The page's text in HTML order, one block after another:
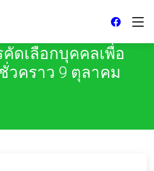
ดเลือกบุคคลเพื่อ
วคราว 9 ตุลาคม